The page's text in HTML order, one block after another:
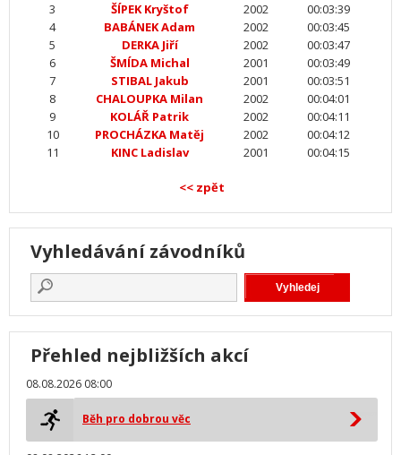
3
ŠÍPEK Kryštof 2002
00:03:39
4
BABÁNEK Adam 2002
00:03:45
5
DERKA Jiří 2002
00:03:47
6
ŠMÍDA Michal 2001
00:03:49
7
STIBAL Jakub 2001
00:03:51
8
CHALOUPKA Milan 2002
00:04:01
9
KOLÁŘ Patrik 2002
00:04:11
10
PROCHÁZKA Matěj 2002
00:04:12
11
KINC Ladislav 2001 00:04:15
<< zpět
Vyhledávání závodníků
Přehled nejbližších akcí
08.08.2026 08:00
Běh pro dobrou věc